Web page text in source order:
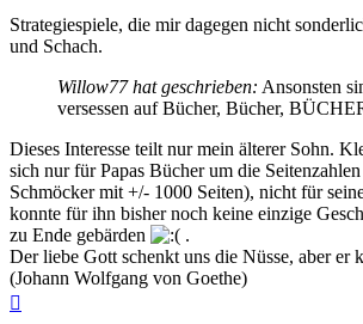
Strategiespiele, die mir dagegen nicht
und Schach.
Willow77 hat geschrieben: Ansonsten
versessen auf Bücher, Bücher,
Dieses Interesse teilt nur mein älterer Sohn.
sich nur für Papas Bücher um die
Schmöcker mit +/- 1000 Seiten), nicht für
konnte für ihn bisher noch keine einzige
zu Ende gebärden
.
Der liebe Gott schenkt uns die Nüsse, aber er
(Johann Wolfgang von Goethe)